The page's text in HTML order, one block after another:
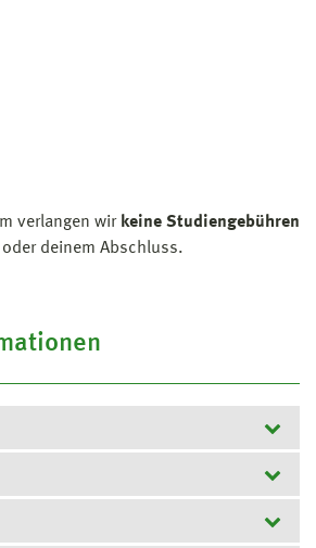
verlangen wirkeine Studiengebühren
deinem Abschluss.
Finance, Accounting,